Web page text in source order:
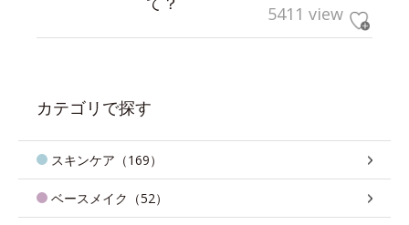
5411 view
カテゴリで探す
スキンケア（169）
ベースメイク（52）